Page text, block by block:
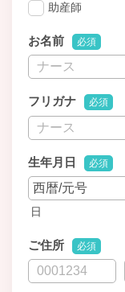
助産師
お名前 必須
フリガナ 必須
生年月日 必須
日
ご住所 必須